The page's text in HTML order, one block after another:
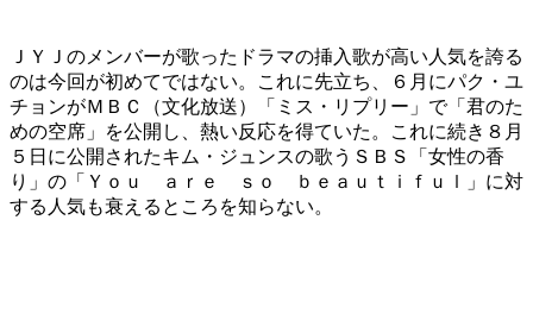
ＪＹＪのメンバーが歌ったドラマの挿入歌が高い人気を誇る
のは今回が初めてではない。これに先立ち、６月にパク・ユ
チョンがＭＢＣ（文化放送）「ミス・リプリー」で「君のた
めの空席」を公開し、熱い反応を得ていた。これに続き８月
５日に公開されたキム・ジュンスの歌うＳＢＳ「女性の香
り」の「Ｙｏｕ ａｒｅ ｓｏ ｂｅａｕｔｉｆｕｌ」に対
する人気も衰えるところを知らない。